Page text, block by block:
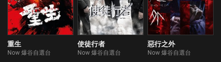
重生
Now 爆谷自選台
使徒行者
Now 爆谷自選台
惡行之外
Now 爆谷自選台